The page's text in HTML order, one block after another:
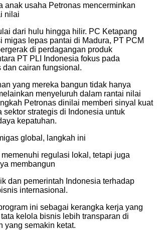
anak usaha Petronas mencerminkan
nilai
dari hulu hingga hilir. PC Ketapang
migas lepas pantai di Madura, PT PCM
di perdagangan produk
PT PLI Indonesia fokus pada
cairan fungsional.
yang mereka bangun tidak hanya
menyeluruh dalam rantai nilai
Petronas dinilai memberi sinyal kuat
sektor strategis di Indonesia untuk
kepatuhan.
global, langkah ini
regulasi lokal, tetapi juga
membangun
dan pemerintah Indonesia terhadap
internasional.
ini sebagai kerangka kerja yang
kelola bisnis lebih transparan di
yang semakin ketat.